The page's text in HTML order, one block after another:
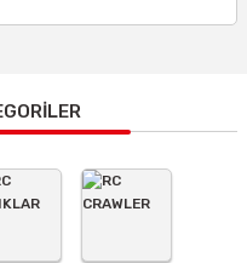
görüntülenemiyor.
bulunuyor.